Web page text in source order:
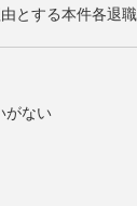
とする本件各退
がない